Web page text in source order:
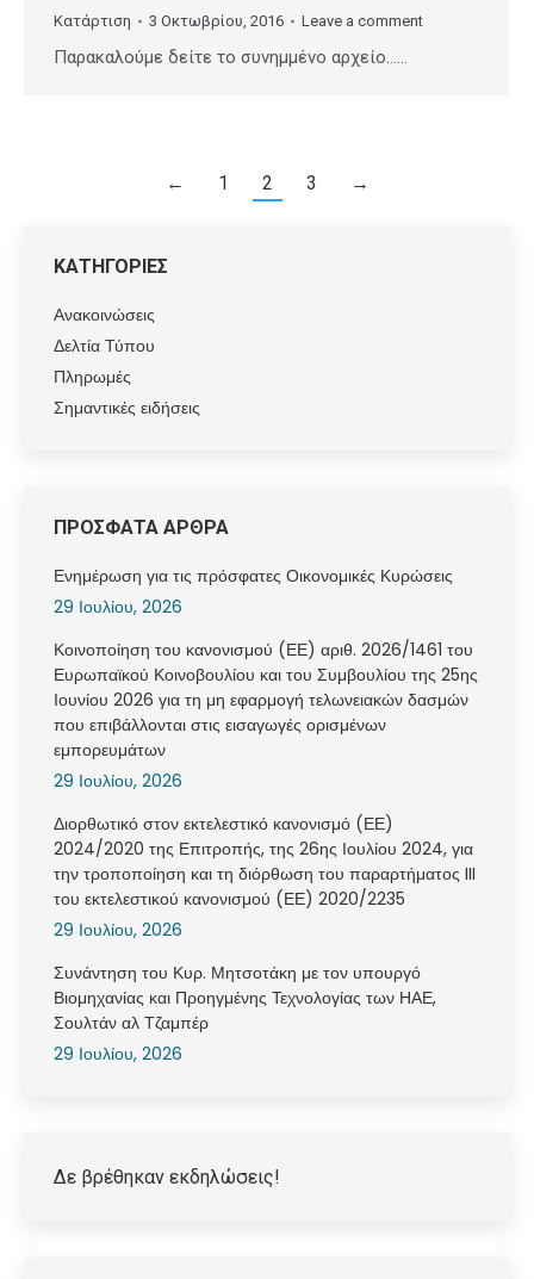
Κατάρτιση 3 Οκτωβρίου, 2016 Leave a comment
Παρακαλούμε δείτε το συνημμένο αρχείο……
← 1 2 3 →
ΚΑΤΗΓΟΡΙΕΣ
Ανακοινώσεις
Δελτία Τύπου
Πληρωμές
Σημαντικές ειδήσεις
ΠΡΟΣΦΑΤΑ ΑΡΘΡΑ
Ενημέρωση για τις πρόσφατες Οικονομικές Κυρώσεις
29 Ιουλίου, 2026
Κοινοποίηση του κανονισμού (ΕΕ) αριθ. 2026/1461 του
Ευρωπαϊκού Κοινοβουλίου και του Συμβουλίου της 25ης
Ιουνίου 2026 για τη μη εφαρμογή τελωνειακών δασμών
που επιβάλλονται στις εισαγωγές ορισμένων
εμπορευμάτων
29 Ιουλίου, 2026
Διορθωτικό στον εκτελεστικό κανονισμό (ΕΕ)
2024/2020 της Επιτροπής, της 26ης Ιουλίου 2024, για
την τροποποίηση και τη διόρθωση του παραρτήματος III
του εκτελεστικού κανονισμού (ΕΕ) 2020/2235
29 Ιουλίου, 2026
Συνάντηση του Κυρ. Μητσοτάκη με τον υπουργό
Βιομηχανίας και Προηγμένης Τεχνολογίας των ΗΑΕ,
Σουλτάν αλ Τζαμπέρ
29 Ιουλίου, 2026
Δε βρέθηκαν εκδηλώσεις!